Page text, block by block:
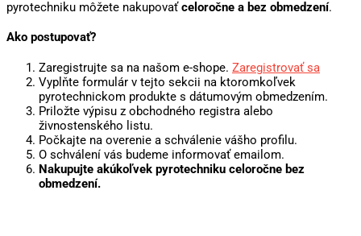
pyrotechniku môžete nakupovaťceloročne a bez obmedzení.
Ako postupovať?
Zaregistrujte sa na našom e-shope. Zaregistrovať sa
Vyplňte formulár v tejto sekcii na ktoromkoľvek
pyrotechnickom produkte s dátumovým obmedzením.
Priložte výpisu z obchodného registra alebo
živnostenského listu.
Počkajte na overenie a schválenie vášho profilu.
O schválení vás budeme informovať emailom.
Nakupujte akúkoľvek pyrotechniku celoročne bez
obmedzení.